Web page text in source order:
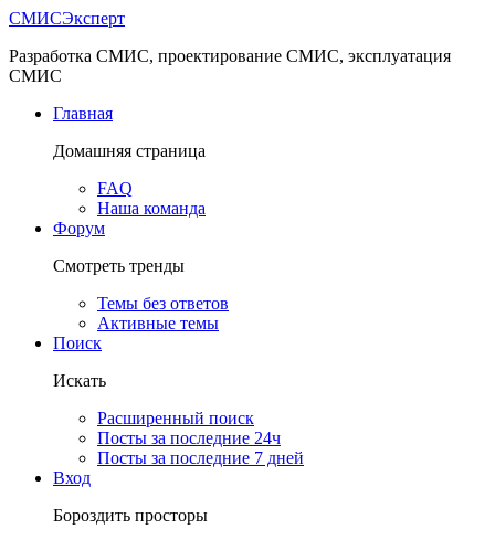
СМИСЭксперт
Разработка СМИС, проектирование СМИС, эксплуатация
СМИС
Главная
Домашняя страница
FAQ
Наша команда
Форум
Смотреть тренды
Темы без ответов
Активные темы
Поиск
Искать
Расширенный поиск
Посты за последние 24ч
Посты за последние 7 дней
Вход
Бороздить просторы